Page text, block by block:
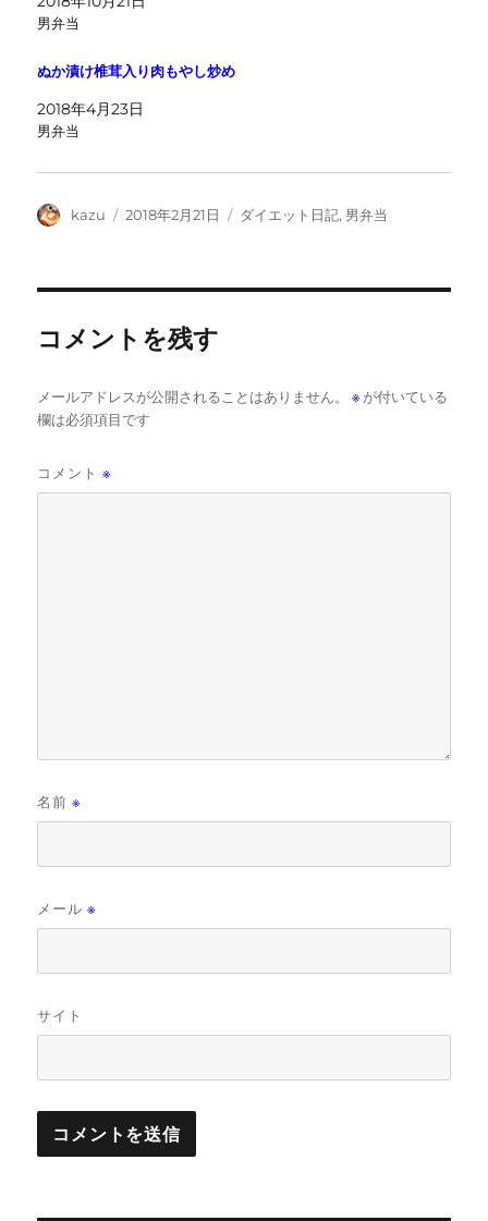
男弁当
ぬか漬け椎茸入り肉もやし炒め
2018年4月23日
男弁当
投
kazu
投
2018年2月21日
カ
ダイエット日記, 男弁当
コメントを残す
メールアドレスが公開されることはありません。 ※ が付いている
欄は必須項目です
コメント※
名前※
メール※
サイト